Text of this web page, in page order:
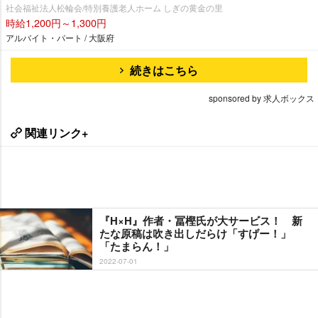
社会福祉法人松輪会/特別養護老人ホーム しぎの黄金の里
時給1,200円～1,300円
アルバイト・パート / 大阪府
続きはこちら
sponsored by 求人ボックス
関連リンク+
『H×H』作者・冨樫氏が大サービス！ 新
たな原稿は吹き出しだらけ「すげー！」
「たまらん！」
2022-07-01